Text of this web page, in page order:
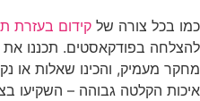
כמו בכל צורה של קידום בעזרת
להצלחה בפודקאסטים. תכננו
מחקר מעמיק, והכינו שאלות או
איכות הקלטה גבוהה – השקיעו